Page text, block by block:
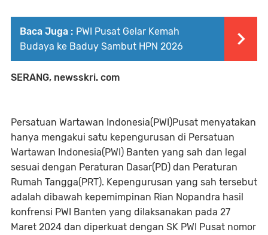
Baca Juga : PWI Pusat Gelar Kemah
Budaya ke Baduy Sambut HPN 2026
SERANG, newsskri. com
Persatuan Wartawan Indonesia(PWI)Pusat menyatakan
hanya mengakui satu kepengurusan di Persatuan
Wartawan Indonesia(PWI) Banten yang sah dan legal
sesuai dengan Peraturan Dasar(PD) dan Peraturan
Rumah Tangga(PRT). Kepengurusan yang sah tersebut
adalah dibawah kepemimpinan Rian Nopandra hasil
konfrensi PWI Banten yang dilaksanakan pada 27
Maret 2024 dan diperkuat dengan SK PWI Pusat nomor